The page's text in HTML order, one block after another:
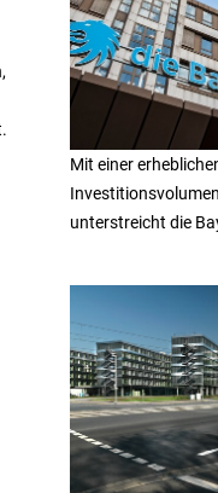
Mit einer
unterstreicht die